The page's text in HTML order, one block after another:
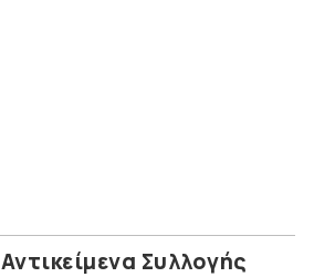
Αντικείμενα Συλλογής